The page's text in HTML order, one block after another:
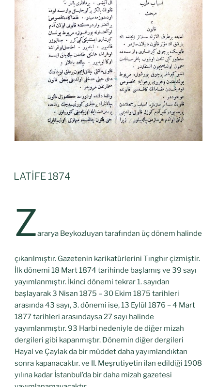
LATİFE 1874
Zararya Beykozluyan tarafından üç dönem halinde
çıkarılmıştır. Gazetenin karikatürlerini Tınghır çizmiştir.
İlk dönemi 18 Mart 1874 tarihinde başlamış ve 39 sayı
yayımlanmıştır. İkinci dönemi tekrar 1. sayıdan
başlayarak 3 Nisan 1875 – 30 Ekim 1875 tarihleri
arasında 43 sayı, 3. dönemi ise, 13 Eylül 1876 – 4 Mart
1877 tarihleri arasındaysa 27 sayı halinde
yayımlanmıştır. 93 Harbi nedeniyle de diğer mizah
dergileri gibi kapanmıştır. Dönemin diğer dergileri
Hayal ve Çaylak da bir müddet daha yayımlandıktan
sonra kapanacaktır. ve II. Meşrutiyetin ilan edildiği 1908
yılına kadar İstanbul’da bir daha mizah gazetesi